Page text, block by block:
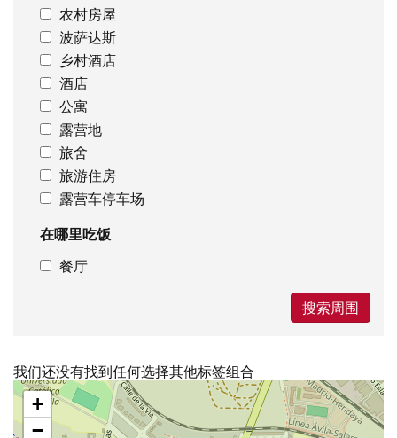
农村房屋
波萨达斯
乡村酒店
酒店
公寓
露营地
旅舍
旅游住房
露营车停车场
在哪里吃饭
餐厅
搜索周围
我们还没有找到任何选择其他标签组合
跳
地
+
−